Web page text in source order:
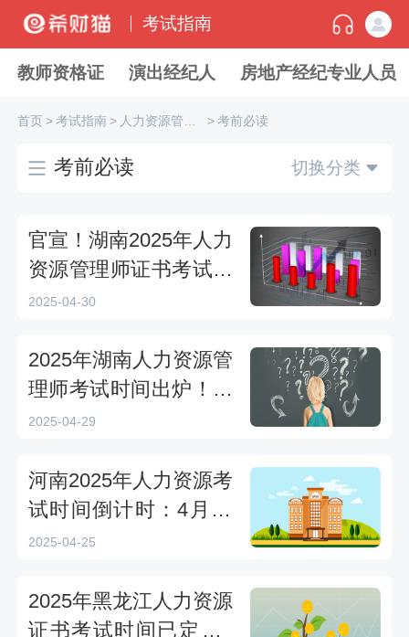
考试指南
教师资格证 演出经纪人 房地产经纪专业人员
首页>考试指南> > 考前必读
考前必读 切换分类
官宣！湖南2025年人力
资源管理师证书考试时
间确定，三四级5月11
2025-04-30
2025年湖南人力资源管
理师考试时间出炉！三
四级5月11日开考
2025-04-29
河南2025年人力资源考
试时间倒计时：4月26
—27日，准考证打印指
2025-04-25
2025年黑龙江人力资源
证书考试时间已定！4